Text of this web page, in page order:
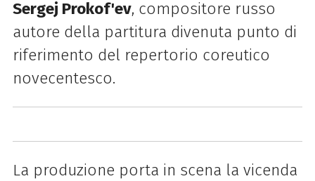
Sergej Prokof'ev, compositore russo
autore della partitura divenuta punto di
riferimento del repertorio coreutico
novecentesco.
La produzione porta in scena la vicenda